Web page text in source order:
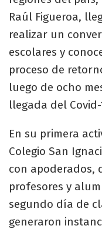
Raúl Figueroa,
realizar un
escolares y
proceso de
luego de ocho
llegada del
En su primera
Colegio San
con apoderados,
profesores y
segundo día de
generaron